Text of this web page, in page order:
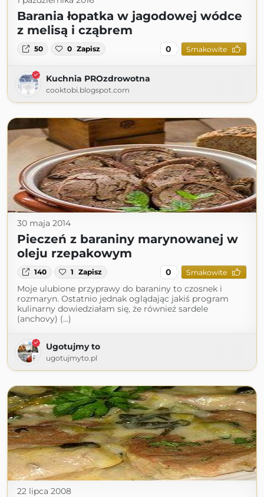
Barania łopatka w jagodowej wódce
z melisą i cząbrem
50 0 Zapisz 0 Smakowite
Kuchnia PROzdrowotna
cooktobi.blogspot.com
30 maja 2014
Pieczeń z baraniny marynowanej w
oleju rzepakowym
140 1 Zapisz 0 Smakowite
Moje ulubione przyprawy do baraniny to czosnek i
rozmaryn. Ostatnio jednak oglądając jakiś program
kulinarny dowiedziałam się, że również sardele
(anchovy) (...)
Ugotujmy to
ugotujmyto.pl
22 lipca 2008